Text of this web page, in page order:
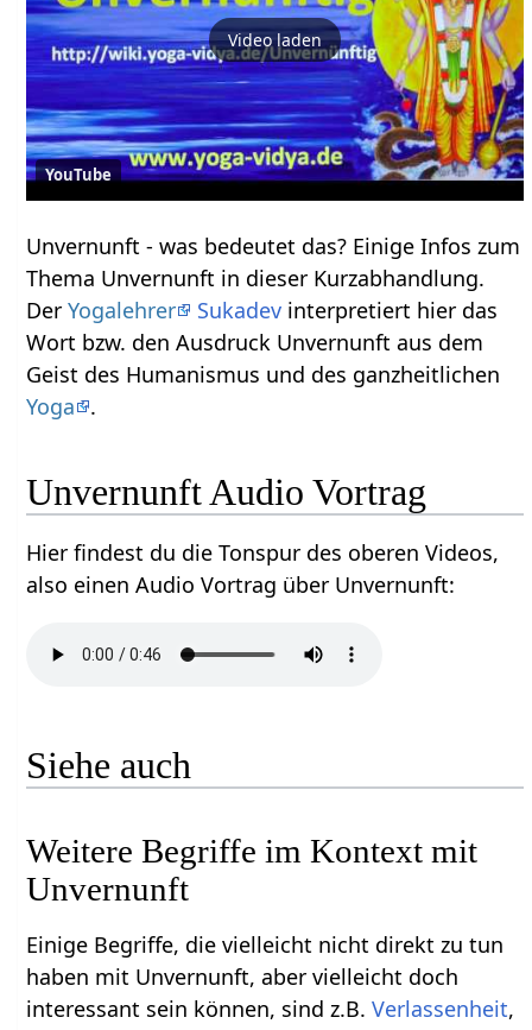
Video laden
YouTube
Unvernunft‏‎ - was bedeutet das? Einige Infos zum
Thema Unvernunft‏‎ in dieser Kurzabhandlung.
DerYogalehrer Sukadev interpretiert hier das
Wort bzw. den Ausdruck Unvernunft‏‎ aus dem
Geist des Humanismus und des ganzheitlichen
Yoga
.
Unvernunft‏‎ Audio Vortrag
Hier findest du die Tonspur des oberen Videos,
also einen Audio Vortrag über Unvernunft‏‎:
Siehe auch
Weitere Begriffe im Kontext mit
Einige Begriffe, die vielleicht nicht direkt zu tun
haben mit Unvernunft‏‎, aber vielleicht doch
interessant sein können, sind z.B.
,